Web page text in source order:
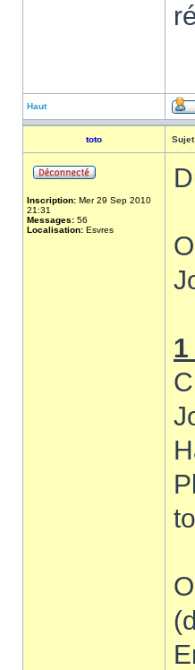
Haut
toto
Inscription: Mer 29 Sep 2010
21:31
Messages: 56
Localisation: Esvres